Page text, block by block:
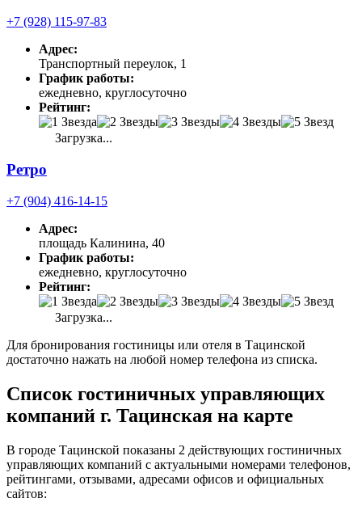
+7 (928) 115-97-83
Адрес:
Транспортный переулок, 1
График работы:
ежедневно, круглосуточно
Рейтинг:
Загрузка...
Ретро
+7 (904) 416-14-15
Адрес:
площадь Калинина, 40
График работы:
ежедневно, круглосуточно
Рейтинг:
Загрузка...
Для бронирования гостиницы или отеля в Тацинской
достаточно нажать на любой номер телефона из списка.
Список гостиничных управляющих
компаний г. Тацинская на карте
В городе Тацинской показаны 2 действующих гостиничных
управляющих компаний с актуальными номерами телефонов,
рейтингами, отзывами, адресами офисов и официальных
сайтов: